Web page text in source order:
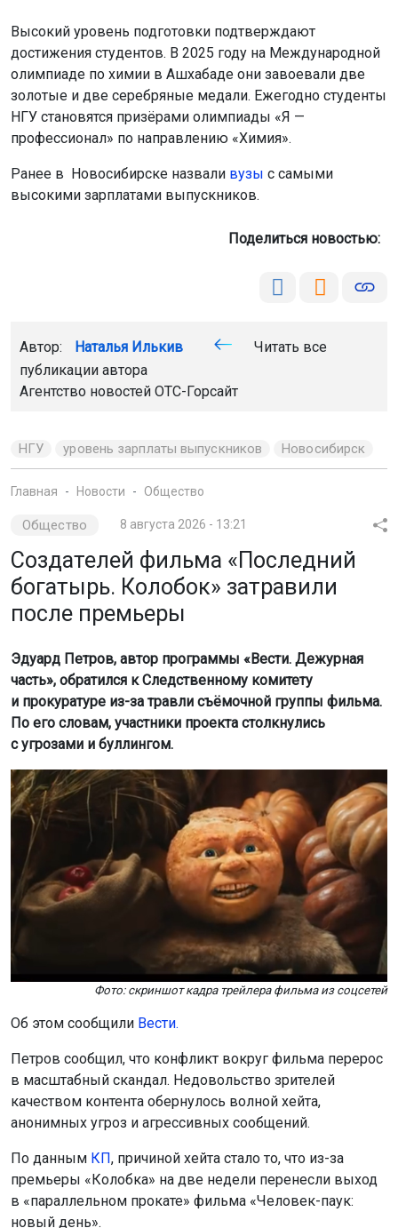
Высокий уровень подготовки подтверждают
достижения студентов. В 2025 году на Международной
олимпиаде по химии в Ашхабаде они завоевали две
золотые и две серебряные медали. Ежегодно студенты
НГУ становятся призёрами олимпиады «Я —
профессионал» по направлению «Химия».
Ранее в Новосибирске назвали вузы с самыми
высокими зарплатами выпускников.
Поделиться новостью:
Автор: Наталья Илькив
Читать все
публикации автора
Агентство новостей ОТС-Горсайт
НГУ уровень зарплаты выпускников Новосибирск
Главная Новости Общество
Общество 8 августа 2026 - 13:21
Создателей фильма «Последний
богатырь. Колобок» затравили
после премьеры
Эдуард Петров, автор программы «Вести. Дежурная
часть», обратился к Следственному комитету
и прокуратуре из-за травли съёмочной группы фильма.
По его словам, участники проекта столкнулись
с угрозами и буллингом.
Фото: скриншот кадра трейлера фильма из соцсетей
Об этом сообщили Вести.
Петров сообщил, что конфликт вокруг фильма перерос
в масштабный скандал. Недовольство зрителей
качеством контента обернулось волной хейта,
анонимных угроз и агрессивных сообщений.
По данным КП, причиной хейта стало то, что из-за
премьеры «Колобка» на две недели перенесли выход
в «параллельном прокате» фильма «Человек-паук:
новый день».